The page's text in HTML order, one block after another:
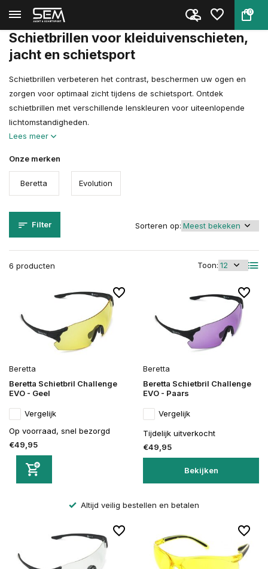
0
Terug Home Schietbrillen
Schietbrillen voor kleiduivenschieten,
jacht en schietsport
Schietbrillen verbeteren het contrast, beschermen uw ogen en
zorgen voor optimaal zicht tijdens de schietsport. Ontdek
schietbrillen met verschillende lenskleuren voor uiteenlopende
lichtomstandigheden.
Lees meer
Onze merken
Beretta Evolution
Filter
6 producten Toon:
Sorteren op:
Beretta
Beretta Schietbril Challenge
EVO - Geel
Vergelijk
Op voorraad, snel bezorgd
€49,95
Beretta
Beretta Schietbril Challenge
EVO - Paars
Vergelijk
Tijdelijk uitverkocht
€49,95
Bekijken
Altijd veilig bestellen en betalen